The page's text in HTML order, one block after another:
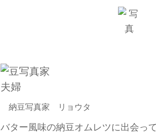
納豆写真家 リョウタ
バター風味の納豆オムレツに出会っ